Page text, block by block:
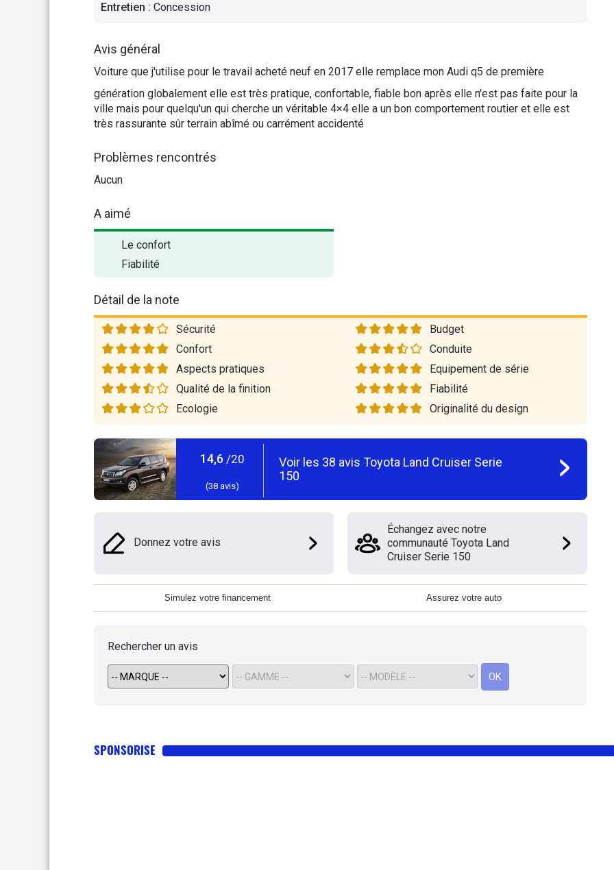
Entretien : Concession
Avis général
Voiture que j'utilise pour le travail acheté neuf en 2017 elle remplace mon Audi q5 de première
génération globalement elle est très pratique, confortable, fiable bon après elle n'est pas faite pour la
ville mais pour quelqu'un qui cherche un véritable 4×4 elle a un bon comportement routier et elle est
très rassurante sûr terrain abîmé ou carrément accidenté
Problèmes rencontrés
Aucun
A aimé
Le confort
Fiabilité
Détail de la note
Sécurité
Budget
Confort
Conduite
Aspects pratiques
Equipement de série
Qualité de la finition
Fiabilité
Ecologie
Originalité du design
14,6 /20
(38 avis)
Voir les 38 avis Toyota Land Cruiser Serie
150
Donnez votre avis
Échangez avec notre
communauté Toyota Land
Cruiser Serie 150
Simulez votre financement Assurez votre auto
Rechercher un avis
OK
SPONSORISE